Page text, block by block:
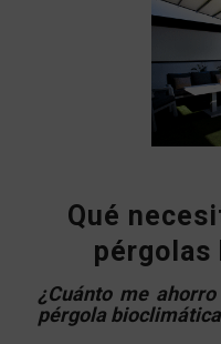
Qué
¿Cuánto me
pérgola